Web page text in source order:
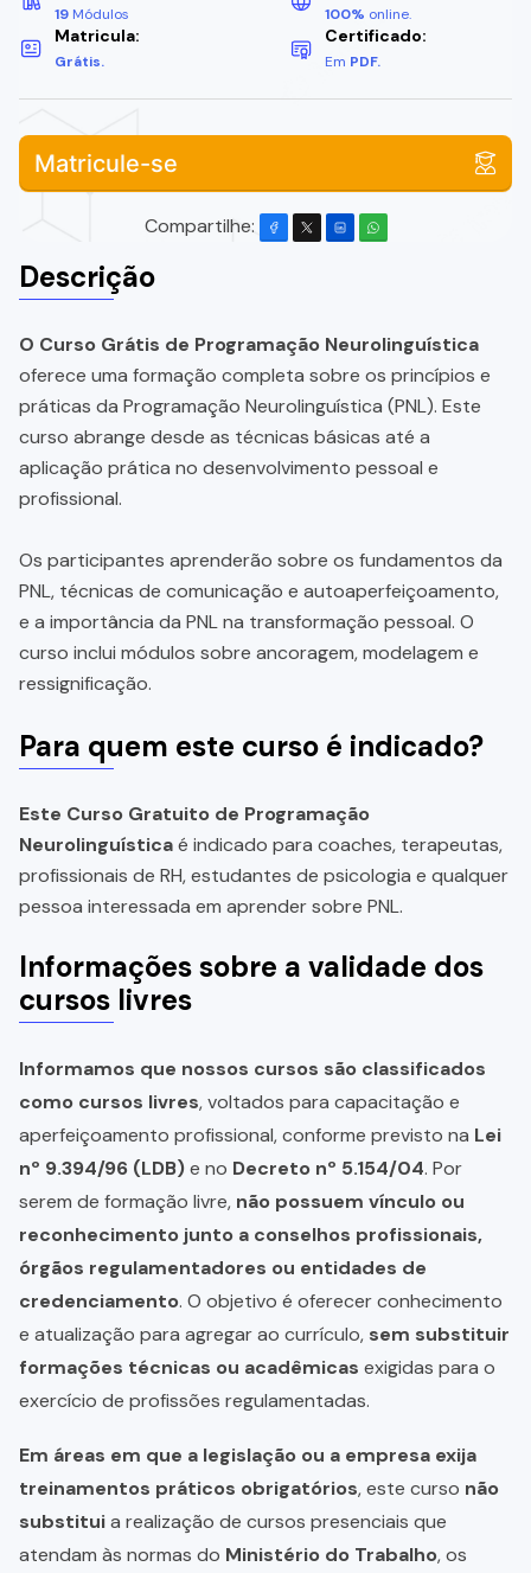
19 Módulos 100% online.
Matricula:
Grátis.
Certificado:
Em PDF.
Matricule-se
Compartilhe:
Descrição
O Curso Grátis de Programação Neurolinguística
oferece uma formação completa sobre os princípios e
práticas da Programação Neurolinguística (PNL). Este
curso abrange desde as técnicas básicas até a
aplicação prática no desenvolvimento pessoal e
profissional.
Os participantes aprenderão sobre os fundamentos da
PNL, técnicas de comunicação e autoaperfeiçoamento,
e a importância da PNL na transformação pessoal. O
curso inclui módulos sobre ancoragem, modelagem e
ressignificação.
Para quem este curso é indicado?
Este Curso Gratuito de Programação
Neurolinguísticaé indicado para coaches, terapeutas,
profissionais de RH, estudantes de psicologia e qualquer
pessoa interessada em aprender sobre PNL.
Informações sobre a validade dos
cursos livres
Informamos que nossos cursos são classificados
como cursos livres, voltados para capacitação e
aperfeiçoamento profissional, conforme previsto na Lei
nº 9.394/96 (LDB)e no Decreto nº 5.154/04. Por
serem de formação livre, não possuem vínculo ou
reconhecimento junto a conselhos profissionais,
órgãos regulamentadores ou entidades de
credenciamento. O objetivo é oferecer conhecimento
e atualização para agregar ao currículo, sem substituir
formações técnicas ou acadêmicas exigidas para o
exercício de profissões regulamentadas.
Em áreas em que a legislação ou a empresa exija
treinamentos práticos obrigatórios, este curso não
substituia realização de cursos presenciais que
atendam às normas do Ministério do Trabalho, os